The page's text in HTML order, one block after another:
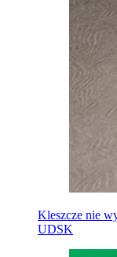
Kleszcze nie
UDSK